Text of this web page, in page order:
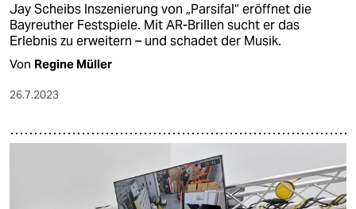
Jay Scheibs Inszenierung von „Parsifal“ eröffnet die
Bayreuther Festspiele. Mit AR-Brillen sucht er das
Erlebnis zu erweitern – und schadet der Musik.
Von Regine Müller
26.7.2023